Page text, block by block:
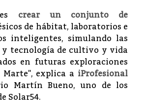
crear un conjunto de
de hábitat, laboratorios e
inteligentes, simulando las
y tecnología de cultivo y vida
en futuras exploraciones
Marte", explica a iProfesional
Martín Bueno, uno de los
Solar54.